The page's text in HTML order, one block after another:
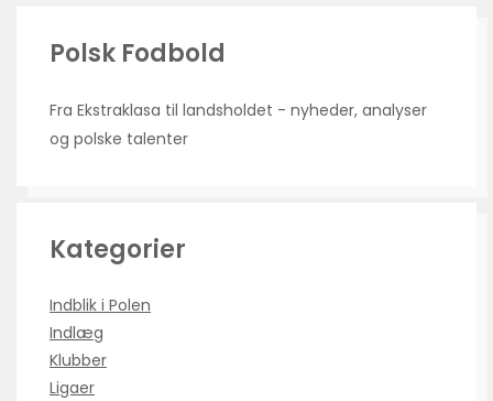
Polsk Fodbold
Fra Ekstraklasa til landsholdet - nyheder, analyser
og polske talenter
Kategorier
Indblik i Polen
Indlæg
Klubber
Ligaer